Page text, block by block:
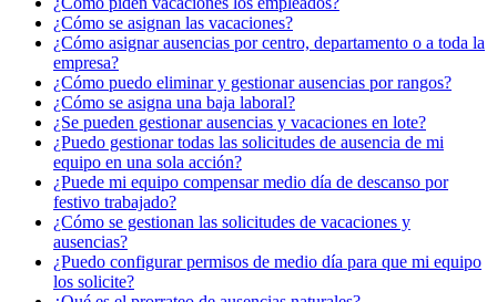
¿Cómo se asignan las vacaciones?
¿Cómo asignar ausencias por centro, departamento o a toda la
empresa?
¿Cómo puedo eliminar y gestionar ausencias por rangos?
¿Cómo se asigna una baja laboral?
¿Se pueden gestionar ausencias y vacaciones en lote?
¿Puedo gestionar todas las solicitudes de ausencia de mi
equipo en una sola acción?
¿Puede mi equipo compensar medio día de descanso por
festivo trabajado?
¿Cómo se gestionan las solicitudes de vacaciones y
ausencias?
¿Puedo configurar permisos de medio día para que mi equipo
los solicite?